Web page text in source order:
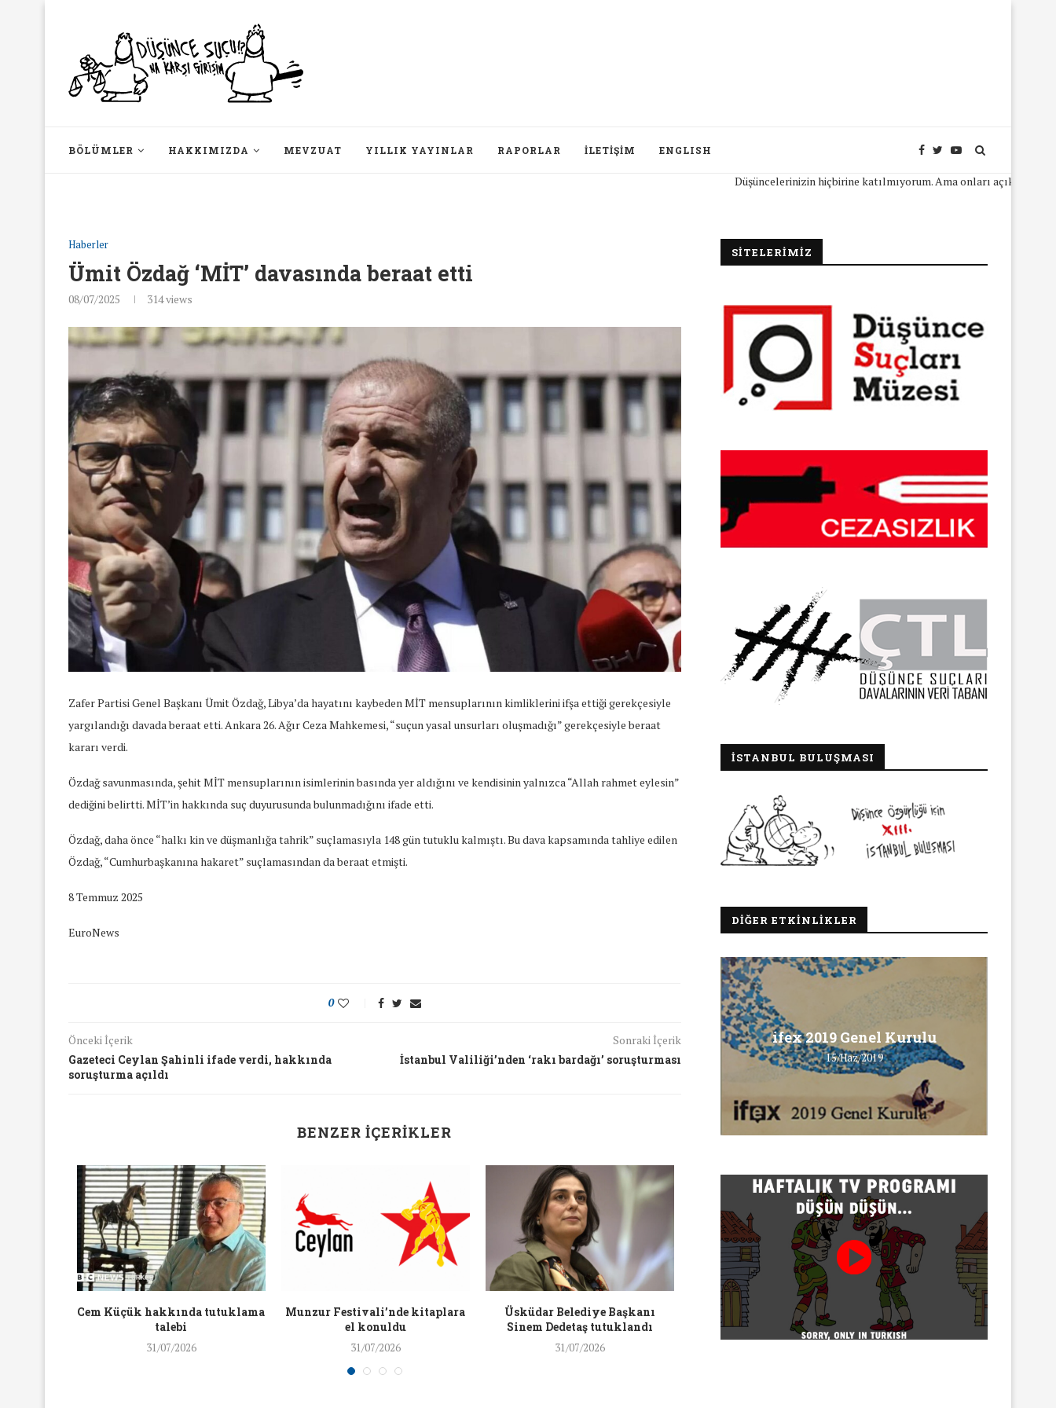
BÖLÜMLER HAKKIMIZDA MEVZUAT YILLIK YAYINLAR RAPORLAR İLETIŞIM ENGLISH
Düşüncelerinizin hiçbirine katılmıyorum. Ama onları açıkça ifade
Haberler
Ümit Özdağ ‘MİT’ davasında beraat etti
08/07/2025 314views
Zafer Partisi Genel Başkanı Ümit Özdağ, Libya’da hayatını kaybeden MİT mensuplarının kimliklerini ifşa ettiği gerekçesiyle
yargılandığı davada beraat etti. Ankara 26. Ağır Ceza Mahkemesi, “suçun yasal unsurları oluşmadığı” gerekçesiyle beraat
kararı verdi.
Özdağ savunmasında, şehit MİT mensuplarının isimlerinin basında yer aldığını ve kendisinin yalnızca “Allah rahmet eylesin”
dediğini belirtti. MİT’in hakkında suç duyurusunda bulunmadığını ifade etti.
Özdağ, daha önce “halkı kin ve düşmanlığa tahrik” suçlamasıyla 148 gün tutuklu kalmıştı. Bu dava kapsamında tahliye edilen
Özdağ, “Cumhurbaşkanına hakaret” suçlamasından da beraat etmişti.
8 Temmuz 2025
EuroNews
0
Önceki İçerik
Gazeteci Ceylan Şahinli ifade verdi, hakkında
soruşturma açıldı
Sonraki İçerik
İstanbul Valiliği’nden ‘rakı bardağı’ soruşturması
BENZER İÇERIKLER
Cem Küçük hakkında tutuklama
talebi
31/07/2026
Munzur Festivali’nde kitaplara
el konuldu
31/07/2026
Üsküdar Belediye Başkanı
Sinem Dedetaş tutuklandı
31/07/2026
JINNEWS’in Türkçe X hesabına
erişim engeli
30/07/2026
Gazeteci Sema Bingöl ve
hakkında soruşturma
SİTELERİMİZ
İSTANBUL BULUŞMASI
DIĞER ETKINLIKLER
Konuştuk
16/Nis/2018 19/Mar/2018
Konuştuk
26/Şub/2018
ifex 2019 Genel Kurulu
15/Haz/2019